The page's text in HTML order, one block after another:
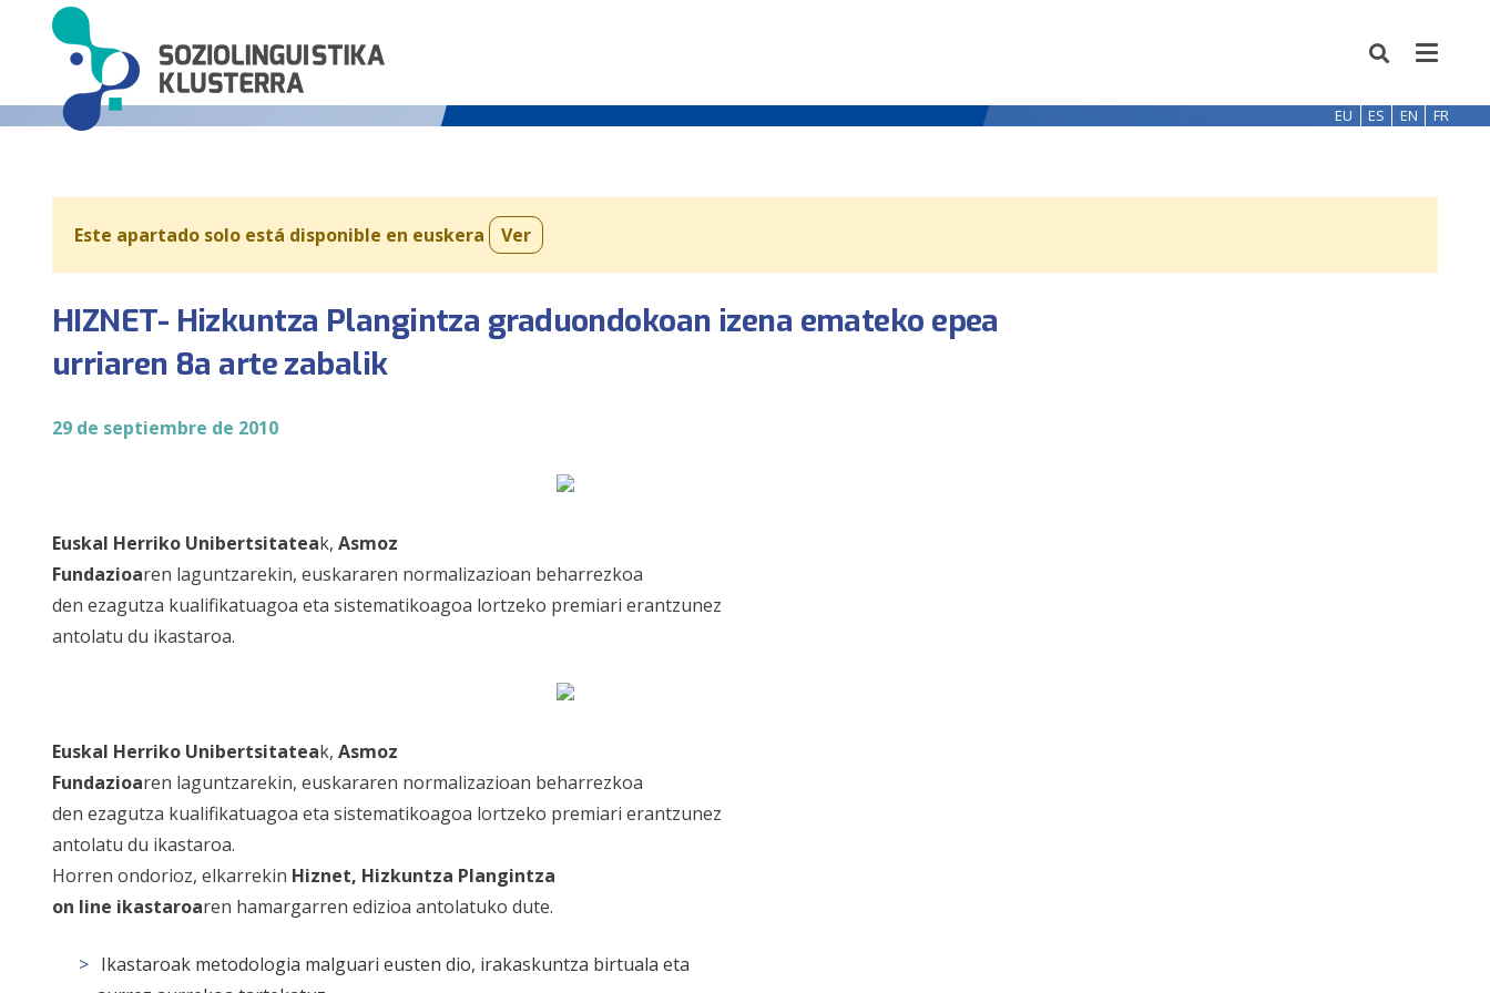
EU ES EN FR
Este apartado solo está disponible en euskera Ver
HIZNET- Hizkuntza Plangintza graduondokoan izena emateko epea
urriaren 8a arte zabalik
29 de septiembre de 2010
Euskal Herriko Unibertsitateak, Asmoz
Fundazioaren laguntzarekin, euskararen normalizazioan beharrezkoa
den ezagutza kualifikatuagoa eta sistematikoagoa lortzeko premiari erantzunez
antolatu du ikastaroa.
Euskal Herriko Unibertsitateak, Asmoz
Fundazioaren laguntzarekin, euskararen normalizazioan beharrezkoa
den ezagutza kualifikatuagoa eta sistematikoagoa lortzeko premiari erantzunez
antolatu du ikastaroa.
Horren ondorioz, elkarrekin Hiznet, Hizkuntza Plangintza
on line ikastaroaren hamargarren edizioa antolatuko dute.
Ikastaroak metodologia malguari eusten dio, irakaskuntza birtuala eta